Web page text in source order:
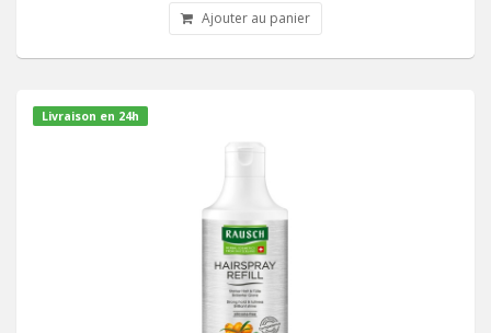
Ajouter au panier
Livraison en 24h